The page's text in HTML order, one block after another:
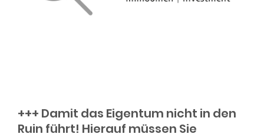
+++ Damit das Eigentum nicht in den
Ruin führt! Hierauf müssen Sie